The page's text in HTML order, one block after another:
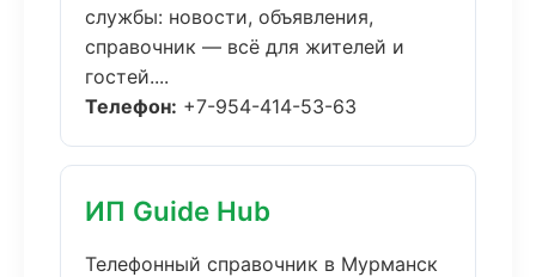
службы: новости, объявления,
справочник — всё для жителей и
гостей....
Телефон: +7-954-414-53-63
ИП Guide Hub
Телефонный справочник в Мурманск